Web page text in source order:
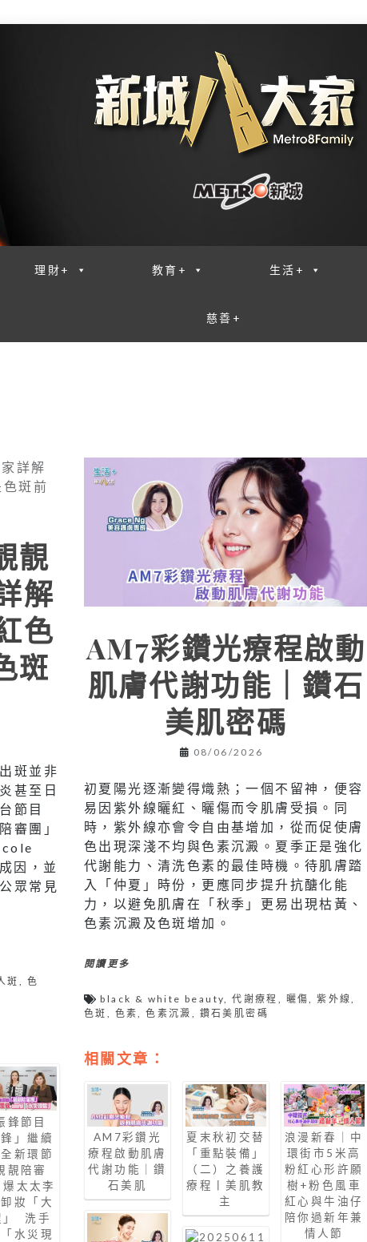
理財+ 教育+ 生活+
慈善+
靚
解
色
斑
斑並非
甚至日
節目
審團」
因，並
眾常見
斑, 色
鋒節目
鋒」繼續
新環節
靚陪審
爆太太李
妝「大
」 洗手
水災現
AM7彩鑽光療程啟動
肌膚代謝功能｜鑽石
美肌密碼
08/06/2026
初夏陽光逐漸變得熾熱；一個不留神，便容
易因紫外線曬紅、曬傷而令肌膚受損。同
時，紫外線亦會令自由基增加，從而促使膚
色出現深淺不均與色素沉澱。夏季正是強化
代謝能力、清洗色素的最佳時機。待肌膚踏
入「仲夏」時份，更應同步提升抗醣化能
力，以避免肌膚在「秋季」更易出現枯黃、
色素沉澱及色斑增加。
閱讀更多
black & white beauty,代謝療程 , 曬傷,紫外線,
色斑 , 色素,色素沉澱 , 鑽石美肌密碼
相關文章：
AM7彩鑽光
療程啟動肌膚
代謝功能｜鑽
石美肌
夏末秋初交替
「重點裝備」
（二）之養護
療程丨美肌教
主
浪漫新春｜中
環街市5米高
粉紅心形許願
樹+粉色風車
紅心與牛油仔
陪你過新年兼
情人節